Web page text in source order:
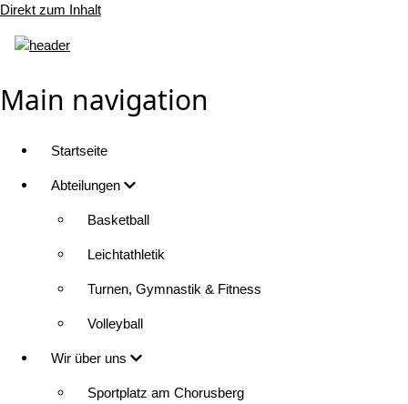
Direkt zum Inhalt
Main navigation
Startseite
Abteilungen
Basketball
Leichtathletik
Turnen, Gymnastik & Fitness
Volleyball
Wir über uns
Sportplatz am Chorusberg